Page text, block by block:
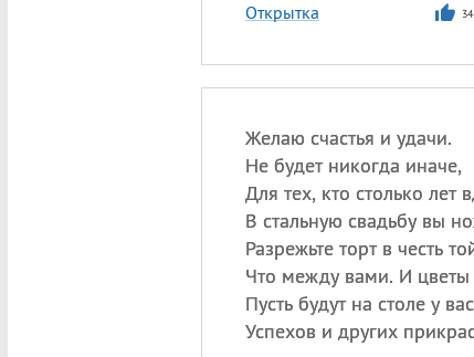
Открытка
Желаю счастья и удачи.
Не будет никогда иначе,
Для тех, кто столько лет
В стальную свадьбу вы
Разрежьте торт в честь
Что между вами. И цветы
Пусть будут на столе у
Успехов и других